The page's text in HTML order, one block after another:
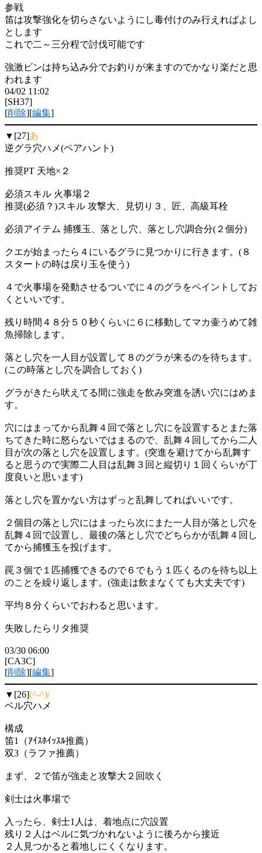
参戦
笛は攻撃強化を切らさないようにし毒付けのみ行えればよし
とします
これで二～三分程で討伐可能です
強激ビンは持ち込み分でお釣りが来ますのでかなり楽だと思
われます
04/02 11:02
[SH37]
[削除][編集]
▼[27]あ
逆グラ穴ハメ(ペアハント)
推奨PT 天地×２
必須スキル 火事場２
推奨(必須？)スキル 攻撃大、見切り３、匠、高級耳栓
必須アイテム 捕獲玉、落とし穴、落とし穴調合分(２個分)
クエが始まったら４にいるグラに見つかりに行きます。(８
スタートの時は戻り玉を使う)
４で火事場を発動させるついでに４のグラをペイントしてお
くといいです。
残り時間４８分５０秒くらいに６に移動してマカ壷うめて雑
魚掃除します。
落とし穴を一人目が設置して８のグラが来るのを待ちます。
(この時落とし穴を調合しておく)
グラがきたら吠えてる間に強走を飲み突進を誘い穴にはめま
す。
穴にはまってから乱舞４回で落とし穴にを設置するとまた落
ちてきた時に怒らないではまるので、乱舞４回してから二人
目が次の落とし穴を設置します。(突進を避けてから乱舞す
ると思うので実際二人目は乱舞３回と縦切り１回くらいが丁
度良いと思います)
落とし穴を置かない方はずっと乱舞してればいいです。
２個目の落とし穴にはまったら次にまた一人目が落とし穴を
乱舞４回で設置し、最後の落とし穴でどちらかが乱舞４回し
てから捕獲玉を投げます。
罠３個で１匹捕獲できるので６でもう１匹くるのを待ち以上
のことを繰り返します。(強走は飲まなくても大丈夫です)
平均８分くらいでおわると思います。
失敗したらリタ推奨
03/30 06:00
[CA3C]
[削除][編集]
▼[26](^-^)/
ベル穴ハメ
構成
笛1（ｱｲｽﾎｲｯｽﾙ推薦）
双3（ラファ推薦）
まず、２で笛が強走と攻撃大２回吹く
剣士は火事場で
入ったら、剣士1人は、着地点に穴設置
残り２人はベルに気づかれないように後ろから接近
２人見つかると着地しにくくなります。